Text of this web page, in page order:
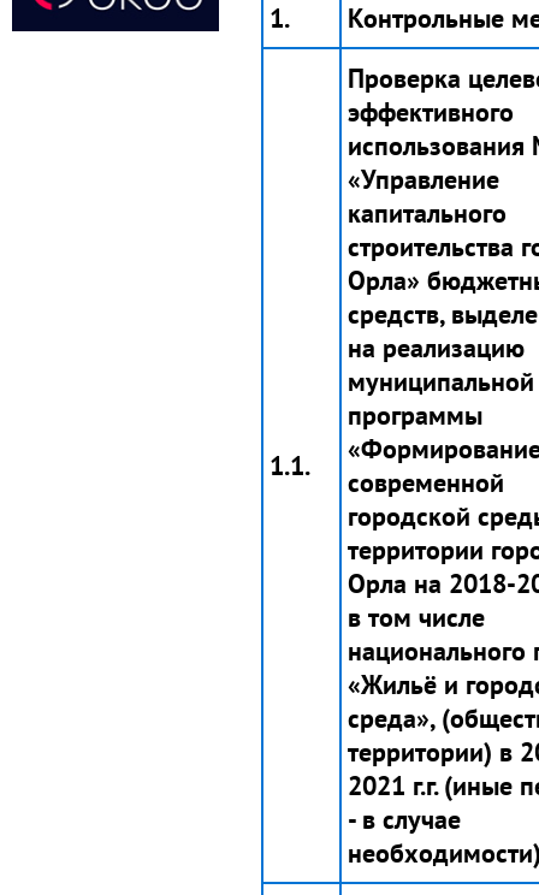
1. Контрольные
1.1.
Проверка
эффективного
«Управление
капитального
строительства
Орла»
средств,
на реализацию
муниципальной
программы
современной
городской
территории
Орла на 2018-
в том числе
национального
«Жильё и
среда»,
территории) в
2021 г.г. (иные
- в случае